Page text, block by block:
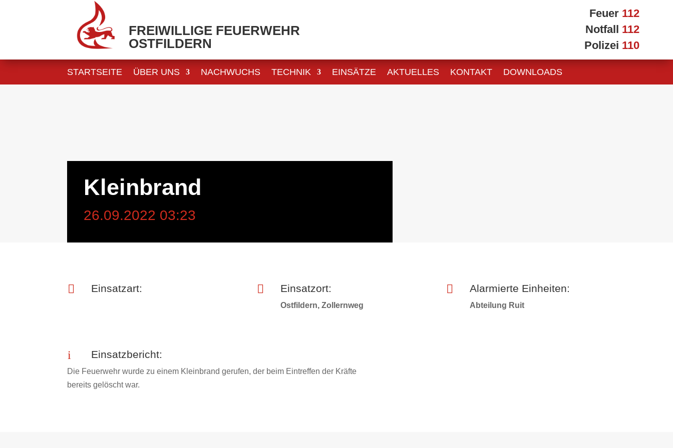
FREIWILLIGE FEUERWEHR
OSTFILDERN
Feuer 112
Notfall 112
Polizei 110
STARTSEITE ÜBER UNS NACHWUCHS TECHNIK EINSÄTZE AKTUELLES KONTAKT DOWNLOADS
Kleinbrand
26.09.2022 03:23
 Einsatzart:  Einsatzort:
Ostfildern, Zollernweg
 Alarmierte Einheiten:
Abteilung Ruit
i Einsatzbericht:
Die Feuerwehr wurde zu einem Kleinbrand gerufen, der beim Eintreffen der Kräfte
bereits gelöscht war.